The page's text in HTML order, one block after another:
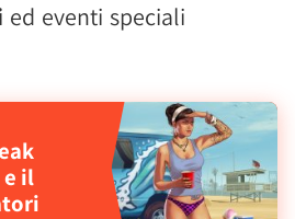
ed eventi speciali
il